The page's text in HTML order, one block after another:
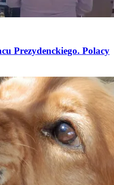
Prezydenckiego. Polacy